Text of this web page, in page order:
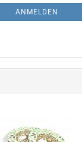
ANMELDEN